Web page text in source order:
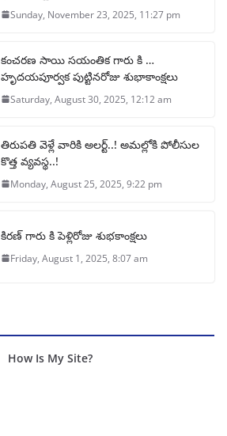
Sunday, November 23, 2025, 11:27 pm
కంచరణ సాయి సయంతిక గారు కి …
హృదయపూర్వక పుట్టినరోజు శుభాకాంక్షలు
Saturday, August 30, 2025, 12:12 am
తిరుపతి వెళ్లే వారికి అలర్ట్..! అమల్లోకి పోలీసుల
కొత్త వ్యవస్థ..!
Monday, August 25, 2025, 9:22 pm
కిరణ్ గారు కి పెళ్లిరోజు శుభకాంక్షలు
Friday, August 1, 2025, 8:07 am
How Is My Site?